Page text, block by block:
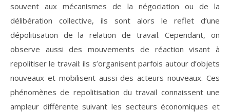
souvent aux mécanismes de la négociation ou de la
délibération collective, ils sont alors le reflet d’une
dépolitisation de la relation de travail. Cependant, on
observe aussi des mouvements de réaction visant à
repolitiser le travail: ils s’organisent parfois autour d’objets
nouveaux et mobilisent aussi des acteurs nouveaux. Ces
phénomènes de repolitisation du travail connaissent une
ampleur différente suivant les secteurs économiques et